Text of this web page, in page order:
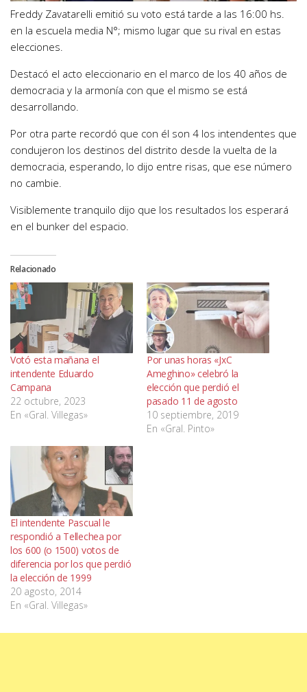
Freddy Zavatarelli emitió su voto está tarde a las 16:00 hs.
en la escuela media N°; mismo lugar que su rival en estas
elecciones.
Destacó el acto eleccionario en el marco de los 40 años de
democracia y la armonía con que el mismo se está
desarrollando.
Por otra parte recordó que con él son 4 los intendentes que
condujeron los destinos del distrito desde la vuelta de la
democracia, esperando, lo dijo entre risas, que ese número
no cambie.
Visiblemente tranquilo dijo que los resultados los esperará
en el bunker del espacio.
Relacionado
Votó esta mañana el
intendente Eduardo
Campana
22 octubre, 2023
En «Gral. Villegas»
Por unas horas «JxC
Ameghino» celebró la
elección que perdió el
pasado 11 de agosto
10 septiembre, 2019
En «Gral. Pinto»
El intendente Pascual le
respondió a Tellechea por
los 600 (o 1500) votos de
diferencia por los que perdió
la elección de 1999
20 agosto, 2014
En «Gral. Villegas»